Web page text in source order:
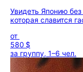
Увидеть Японию
которая славится
от
580 $
за группу, 1–6 чел.